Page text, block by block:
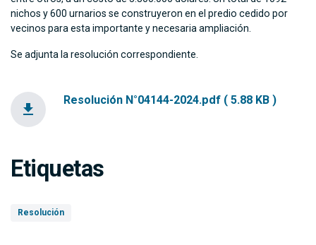
nichos y 600 urnarios se construyeron en el predio cedido por
vecinos para esta importante y necesaria ampliación.
Se adjunta la resolución correspondiente.
file_download
Resolución N°04144-2024.pdf ( 5.88 KB )
Etiquetas
Resolución